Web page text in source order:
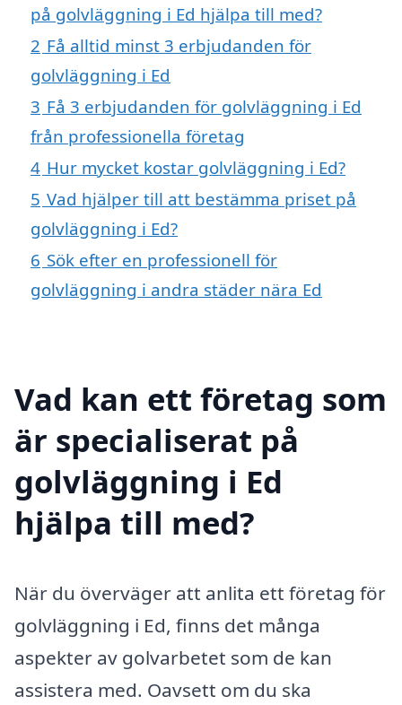
på golvläggning i Ed hjälpa till med?
2 Få alltid minst 3 erbjudanden för
golvläggning i Ed
3 Få 3 erbjudanden för golvläggning i Ed
från professionella företag
4 Hur mycket kostar golvläggning i Ed?
5 Vad hjälper till att bestämma priset på
golvläggning i Ed?
6 Sök efter en professionell för
golvläggning i andra städer nära Ed
Vad kan ett företag som
är specialiserat på
golvläggning i Ed
hjälpa till med?
När du överväger att anlita ett företag för
golvläggning i Ed, finns det många
aspekter av golvarbetet som de kan
assistera med. Oavsett om du ska